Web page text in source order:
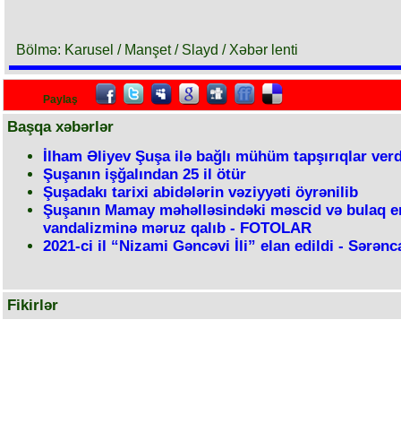
Bölmə: Karusel / Manşet / Slayd / Xəbər lenti
Paylaş
Başqa xəbərlər
İlham Əliyev Şuşa ilə bağlı mühüm tapşırıqlar
Şuşanın işğalından 25 il ötür
Şuşadakı tarixi abidələrin vəziyyəti öyrənilib
Şuşanın Mamay məhəlləsindəki məscid və bulaq
vandalizminə məruz qalıb - FOTOLAR
2021-ci il “Nizami Gəncəvi İli” elan edildi -
Fikirlər